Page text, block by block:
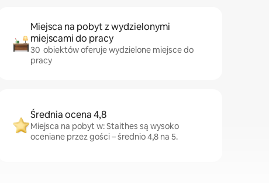
Miejsca na pobyt z wydzielonymi
miejscami do pracy
30 obiektów oferuje wydzielone miejsce do
pracy
Średnia ocena 4,8
Miejsca na pobyt w: Staithes są wysoko
oceniane przez gości – średnio 4,8 na 5.